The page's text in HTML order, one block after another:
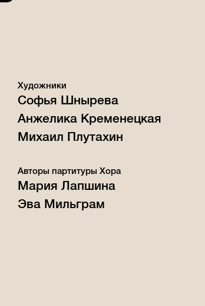
Художники
Софья Шнырева
Анжелика Кременецкая
Михаил Плутахин
Авторы партитуры Хора
Мария Лапшина
Эва Мильграм